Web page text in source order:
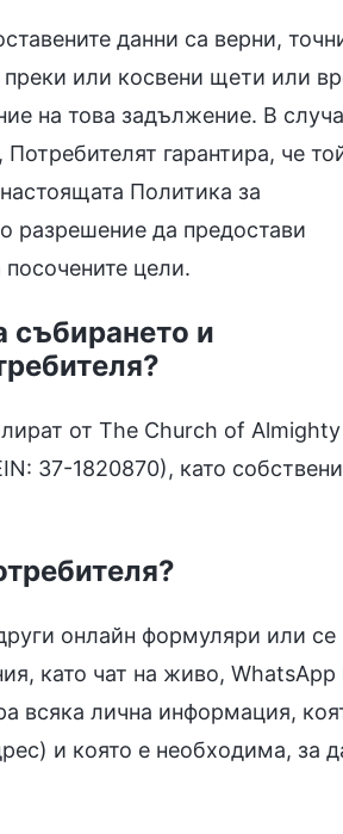
данни са верни,
преки или косвени щети или
на това задължение. В
гарантира, че
Политика за
разрешение да предостави
цели.
събирането и
от The Church of
37-1820870), като
онлайн формуляри или се
като чат на живо, WhatsApp
всяка лична информация,
и която е необходима, за